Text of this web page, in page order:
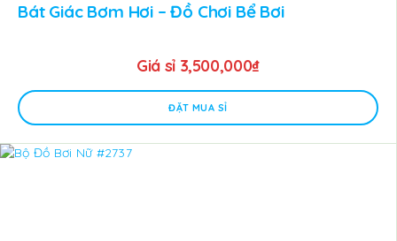
Bát Giác Bơm Hơi – Đồ Chơi Bể Bơi
Giá sỉ 3,500,000₫
ĐẶT MUA SỈ